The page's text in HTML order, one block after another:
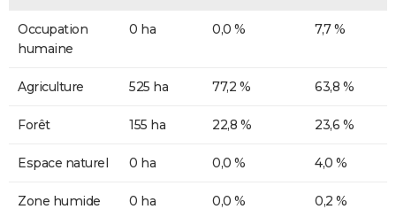
Occupation
humaine
0 ha 0,0 % 7,7 %
Agriculture 525 ha 77,2 % 63,8 %
Forêt 155 ha 22,8 % 23,6 %
Espace naturel 0 ha 0,0 % 4,0 %
Zone humide 0 ha 0,0 % 0,2 %